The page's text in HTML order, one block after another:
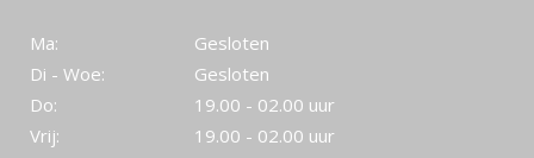
Ma:
Gesloten
Di - Woe:
Gesloten
Do:
19.00 - 02.00 uur
Vrij:
19.00 - 02.00 uur